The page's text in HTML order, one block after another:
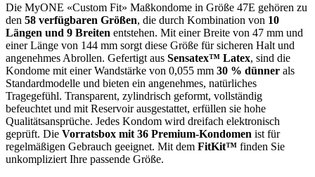
Die MyONE «Custom Fit» Maßkondome in Größe 47E gehören zu
den 58 verfügbaren Größen, die durch Kombination von 10
Längen und 9 Breiten entstehen. Mit einer Breite von 47 mm und
einer Länge von 144 mm sorgt diese Größe für sicheren Halt und
angenehmes Abrollen. Gefertigt aus Sensatex™ Latex, sind die
Kondome mit einer Wandstärke von 0,055 mm 30 % dünner als
Standardmodelle und bieten ein angenehmes, natürliches
Tragegefühl. Transparent, zylindrisch geformt, vollständig
befeuchtet und mit Reservoir ausgestattet, erfüllen sie hohe
Qualitätsansprüche. Jedes Kondom wird dreifach elektronisch
geprüft. Die Vorratsbox mit 36 Premium-Kondomen ist für
regelmäßigen Gebrauch geeignet. Mit dem FitKit™ finden Sie
unkompliziert Ihre passende Größe.